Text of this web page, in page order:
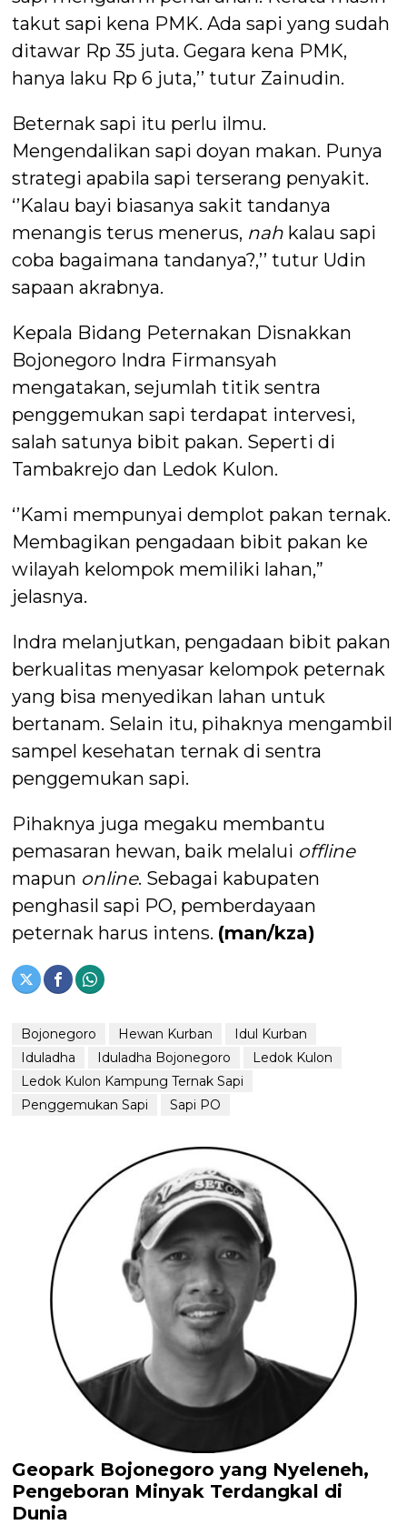
takut sapi kena PMK. Ada sapi yang sudah
ditawar Rp 35 juta. Gegara kena PMK,
hanya laku Rp 6 juta,’’ tutur Zainudin.
Beternak sapi itu perlu ilmu.
Mengendalikan sapi doyan makan. Punya
strategi apabila sapi terserang penyakit.
‘’Kalau bayi biasanya sakit tandanya
menangis terus menerus, nah kalau sapi
coba bagaimana tandanya?,’’ tutur Udin
sapaan akrabnya.
Kepala Bidang Peternakan Disnakkan
Bojonegoro Indra Firmansyah
mengatakan, sejumlah titik sentra
penggemukan sapi terdapat intervesi,
salah satunya bibit pakan. Seperti di
Tambakrejo dan Ledok Kulon.
‘’Kami mempunyai demplot pakan ternak.
Membagikan pengadaan bibit pakan ke
wilayah kelompok memiliki lahan,”
jelasnya.
Indra melanjutkan, pengadaan bibit pakan
berkualitas menyasar kelompok peternak
yang bisa menyedikan lahan untuk
bertanam. Selain itu, pihaknya mengambil
sampel kesehatan ternak di sentra
penggemukan sapi.
Pihaknya juga megaku membantu
pemasaran hewan, baik melalui offline
mapun online. Sebagai kabupaten
penghasil sapi PO, pemberdayaan
peternak harus intens. (man/kza)
Bojonegoro Hewan Kurban
Idul Kurban
Iduladha
Iduladha Bojonegoro
Ledok Kulon
Ledok Kulon Kampung Ternak Sapi
Penggemukan Sapi
Sapi PO
Geopark Bojonegoro yang Nyeleneh,
Pengeboran Minyak Terdangkal di
Dunia